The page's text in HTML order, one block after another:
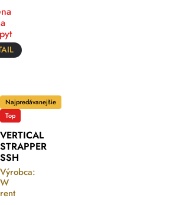
Najpredávanejšie
Top
VERTICAL
STRAPPER
SSH
Výrobca:
W
rent